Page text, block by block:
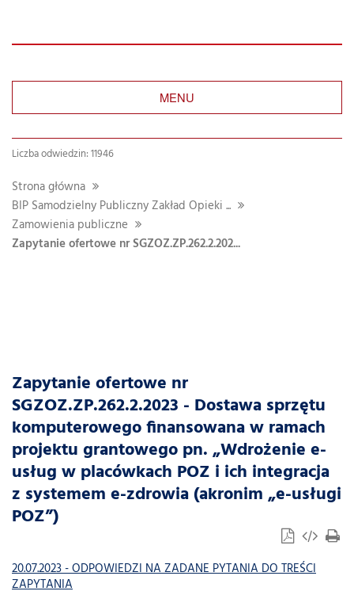
MENU
Liczba odwiedzin: 11946
Strona główna
BIP Samodzielny Publiczny Zakład Opieki ...
Zamowienia publiczne
Zapytanie ofertowe nr SGZOZ.ZP.262.2.202...
Zapytanie ofertowe nr
SGZOZ.ZP.262.2.2023 - Dostawa sprzętu
komputerowego finansowana w ramach
projektu grantowego pn. „Wdrożenie e-
usług w placówkach POZ i ich integracja
z systemem e-zdrowia (akronim „e-usługi
POZ”)
20.07.2023 - ODPOWIEDZI NA ZADANE PYTANIA DO TREŚCI
ZAPYTANIA